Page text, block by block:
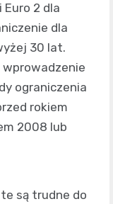
Euro 2 dla
dla
30 lat.
ograniczenia
rokiem
2008 lub
są trudne do